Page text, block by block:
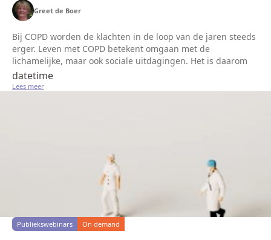
Greet de Boer
Bij COPD worden de klachten in de loop van de jaren steeds
erger. Leven met COPD betekent omgaan met de
lichamelijke, maar ook sociale uitdagingen. Het is daarom
belangrijk om na te denken over de toekomst voor jou en je
naasten.Hoe ga je o...
datetime
Lees meer
Publiekswebinars On demand